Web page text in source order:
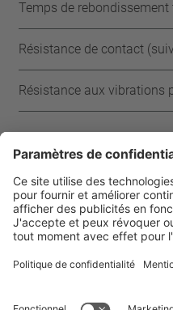
Temps de rebondissement
Résistance de contact
Résistance aux vibrations
Approbations
IEC ENEC VDE UL